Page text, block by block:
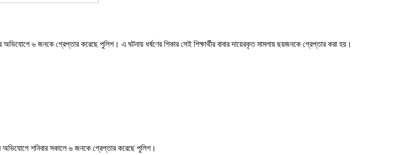
৬ জনকে গ্রেপ্তার করেছে পুলিশ। এ ঘটনায় ধর্ষণের শিকার সেই শিক্ষার্থীর বাবার দায়েরকৃত মামলায় ছয়জনকে গ্রেপ্তার করা হয়।
শনিবার সকালে ৬ জনকে গ্রেপ্তার করেছে পুলিশ।